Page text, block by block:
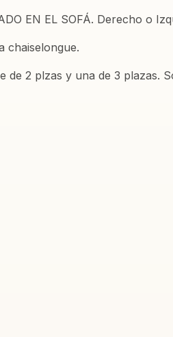
EN EL SOFÁ. Derecho o
chaiselongue.
de 2 plzas y una de 3 plazas.